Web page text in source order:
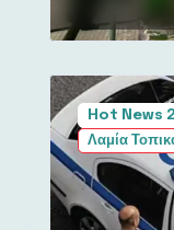
NATURA
Hot News 2
Λαμία